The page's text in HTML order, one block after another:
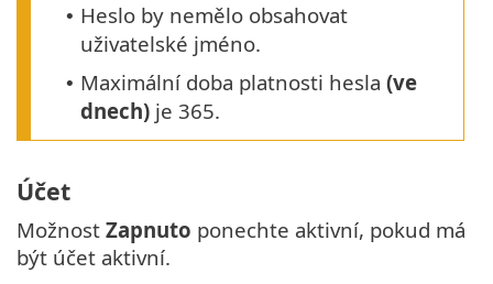
• Heslo by nemělo obsahovat
uživatelské jméno.
• Maximální doba platnosti hesla (ve
dnech) je 365.
Účet
Možnost Zapnuto ponechte aktivní, pokud má
být účet aktivní.